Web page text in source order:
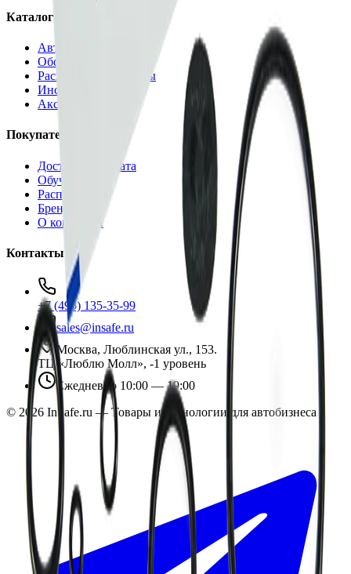
Каталог
Автохимия
Оборудование
Расходные материалы
Инструменты
Аксессуары
Покупателям
Доставка и оплата
Обучение
Распродажа
Бренды
О компании
Контакты
+7 (495) 135-35-99
sales@insafe.ru
Москва, Люблинская ул., 153.
ТЦ «Люблю Молл», -1 уровень
Ежедневно 10:00 — 19:00
© 2026 InSafe.ru — Товары и технологии для автобизнеса